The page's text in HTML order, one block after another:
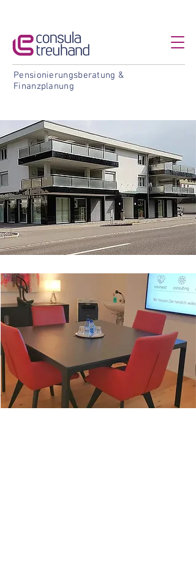
Pensionierungsberatung &
Finanzplanung